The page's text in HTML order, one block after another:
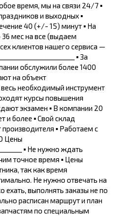
время, мы на связи 24/7 ▪
и выходных ▪
40 (+/- 15) минут ▪ На
36 мес на все (выдаем
клиентов нашего сервиса —
▪ За
обслужили более 1400
на объект
необходимый инструмент
курсы повышения
экзамен ▪ В компании 20
и более ▪ Свой склад
производителя ▪ Работаем с
Цены
▪ Не нужно ждать
точное время ▪ Цены
так как время
Не нужно отвечать на
выполнять заказы не по
расписан маршрут и план
по специальным